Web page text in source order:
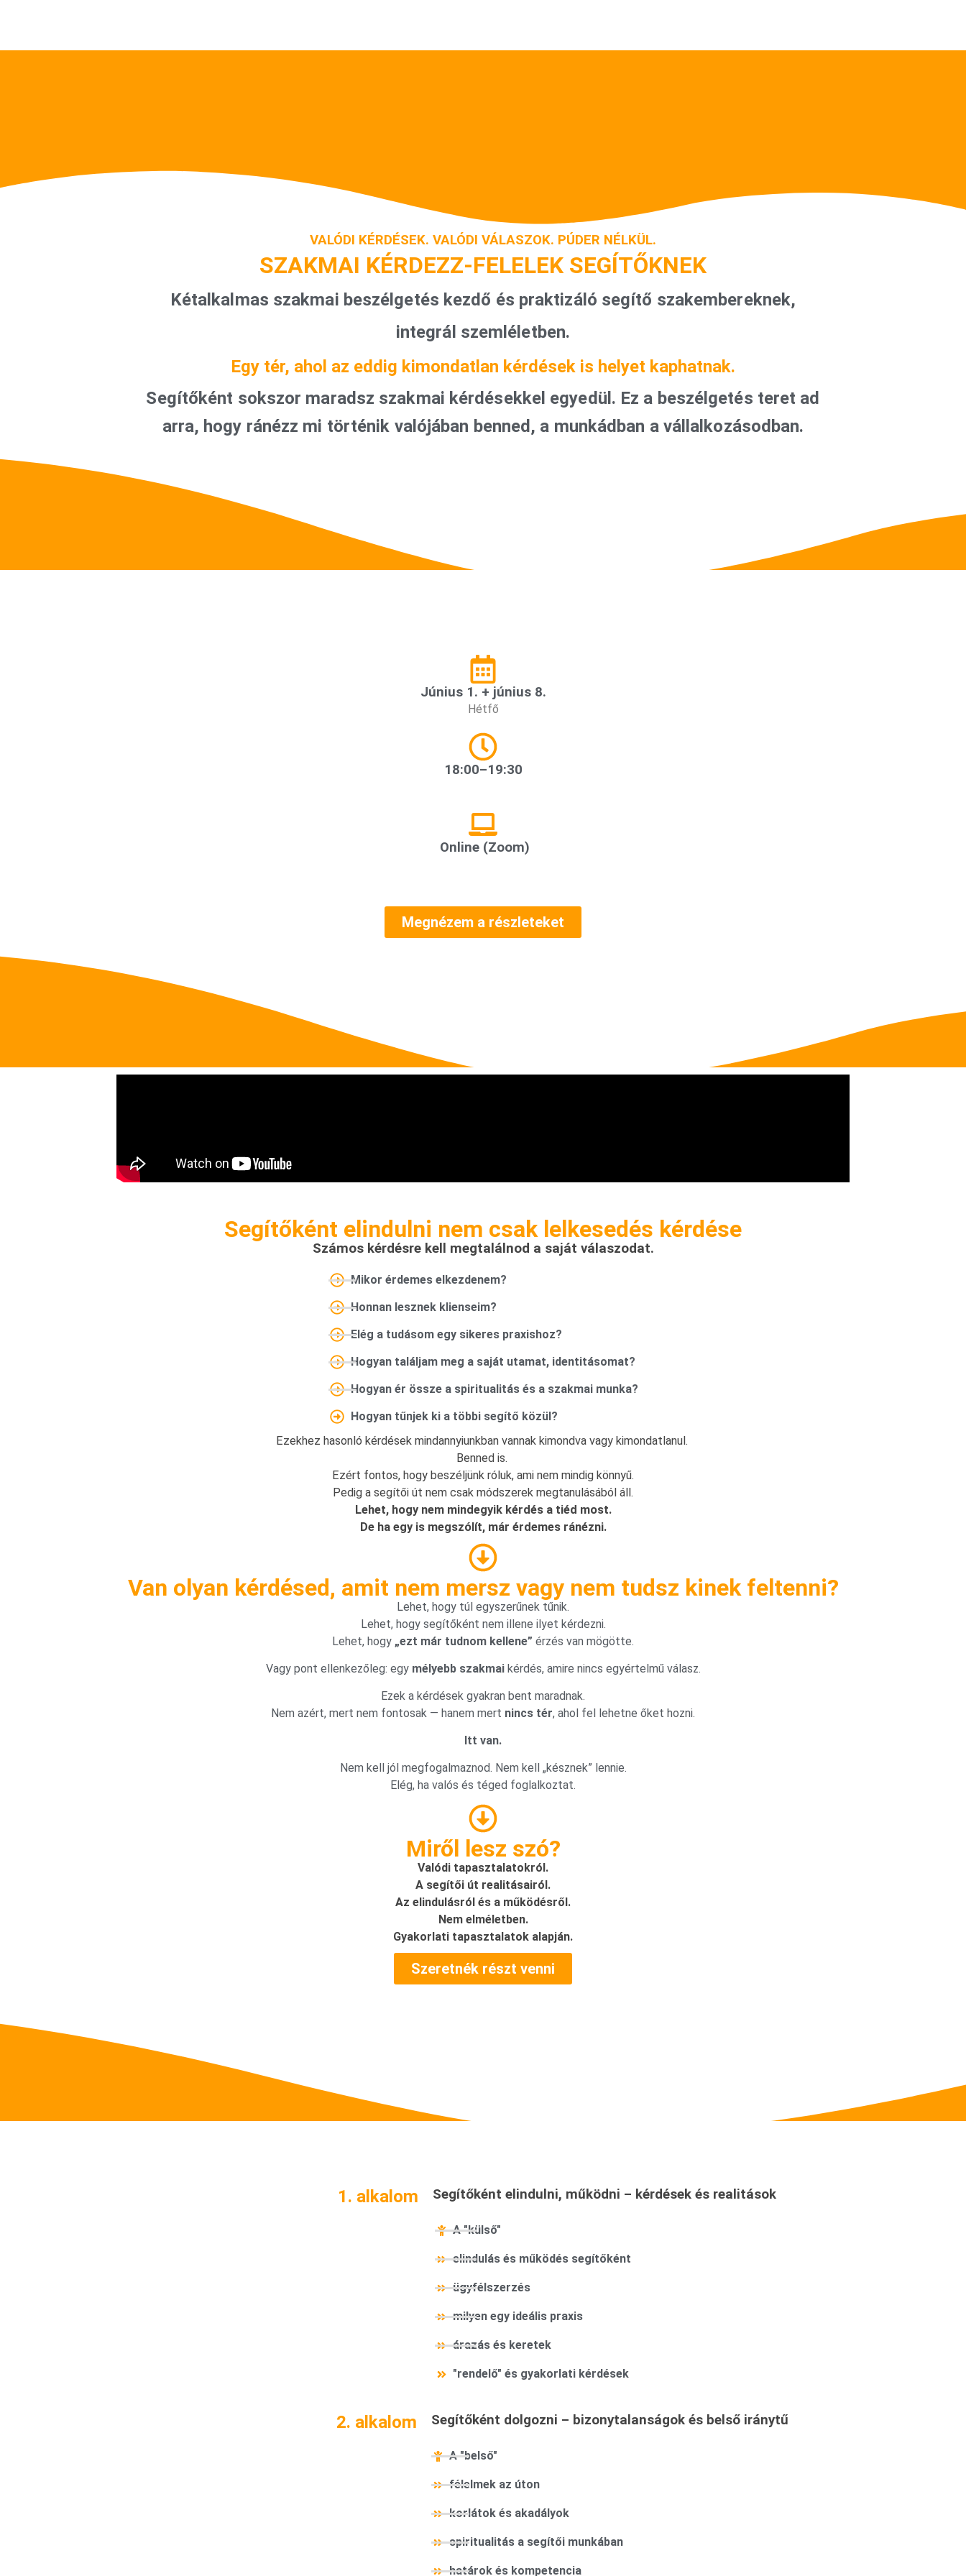
VALÓDI KÉRDÉSEK. VALÓDI VÁLASZOK. PÚDER NÉLKÜL.
SZAKMAI KÉRDEZZ-FELELEK SEGÍTŐKNEK
Kétalkalmas szakmai beszélgetés kezdő és praktizáló segítő szakembereknek,
integrál szemléletben.
Egy tér, ahol az eddig kimondatlan kérdések is helyet kaphatnak.
Segítőként sokszor maradsz szakmai kérdésekkel egyedül. Ez a beszélgetés teret ad
arra, hogy ránézz mi történik valójában benned, a munkádban a vállalkozásodban.
Június 1. + június 8.
Hétfő
18:00–19:30
Online (Zoom)
Megnézem a részleteket
Segítőként elindulni nem csak lelkesedés kérdése
Számos kérdésre kell megtalálnod a saját válaszodat.
Mikor érdemes elkezdenem?
Honnan lesznek klienseim?
Elég a tudásom egy sikeres praxishoz?
Hogyan találjam meg a saját utamat, identitásomat?
Hogyan ér össze a spiritualitás és a szakmai munka?
Hogyan tűnjek ki a többi segítő közül?
Ezekhez hasonló kérdések mindannyiunkban vannak kimondva vagy kimondatlanul.
Benned is.
Ezért fontos, hogy beszéljünk róluk, ami nem mindig könnyű.
Pedig a segítői út nem csak módszerek megtanulásából áll.
Lehet, hogy nem mindegyik kérdés a tiéd most.
De ha egy is megszólít, már érdemes ránézni.
Van olyan kérdésed, amit nem mersz vagy nem tudsz kinek feltenni?
Lehet, hogy túl egyszerűnek tűnik.
Lehet, hogy segítőként nem illene ilyet kérdezni.
Lehet, hogy „ezt már tudnom kellene” érzés van mögötte.
Vagy pont ellenkezőleg: egy mélyebb szakmaikérdés, amire nincs egyértelmű válasz.
Ezek a kérdések gyakran bent maradnak.
Nem azért, mert nem fontosak — hanem mert nincs tér, ahol fel lehetne őket hozni.
Itt van.
Nem kell jól megfogalmaznod. Nem kell „késznek” lennie.
Elég, ha valós és téged foglalkoztat.
Miről lesz szó?
Valódi tapasztalatokról.
A segítői út realitásairól.
Az elindulásról és a működésről.
Nem elméletben.
Gyakorlati tapasztalatok alapján.
Szeretnék részt venni
1. alkalom Segítőként elindulni, működni – kérdések és realitások
A "külső"
elindulás és működés segítőként
ügyfélszerzés
milyen egy ideális praxis
árazás és keretek
"rendelő" és gyakorlati kérdések
2. alkalom Segítőként dolgozni – bizonytalanságok és belső iránytű
A "belső"
félelmek az úton
korlátok és akadályok
spiritualitás a segítői munkában
határok és kompetencia